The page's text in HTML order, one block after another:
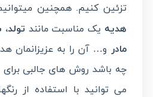
تزئین کنیم. همچنین
هدیه یک مناسبت مانند تولد،
مادر و… آن را به عزیزانمان
چه باشد روش های جالبی برای
می توانید با استفاده از